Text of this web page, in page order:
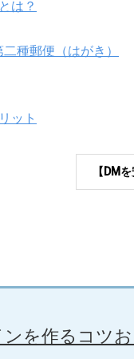
は？
種郵便（はがき）
ット
【DM
を作るコツ